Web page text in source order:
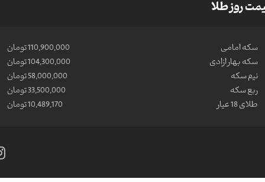
روز طلا
سکه امامی
110,900,000 تومان
سکه بهار ازادی
104,300,000 تومان
نیم سکه
58,000,000 تومان
ربع سکه
33,500,000 تومان
طلای 18 عیار
10,489,170 تومان